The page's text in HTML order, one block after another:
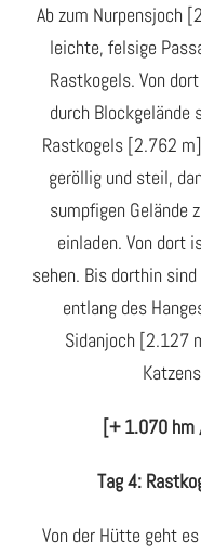
Ab zum Nurpensjoch
leichte, felsige
Rastkogels. Von
durch Blockgelände
Rastkogels [2.762
geröllig und steil,
sumpfigen Gelände
einladen. Von dort
sehen. Bis dorthin
entlang des
Sidanjoch [2.127
[+ 1.070 hm
Tag 4:
Von der Hütte geht